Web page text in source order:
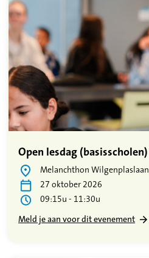
Open lesdag (basisscholen)
Melanchthon Wilgenplaslaan
27 oktober 2026
09:15u - 11:30u
Meld je aan voor dit evenement